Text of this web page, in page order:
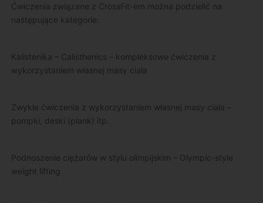
Ćwiczenia związane z CrossFit-em można podzielić na
następujące kategorie:
Kalistenika – Calisthenics – kompleksowe ćwiczenia z
wykorzystaniem własnej masy ciała
Zwykłe ćwiczenia z wykorzystaniem własnej masy ciała –
pompki, deski (plank) itp.
Podnoszenie ciężarów w stylu olimpijskim – Olympic-style
weight lifting